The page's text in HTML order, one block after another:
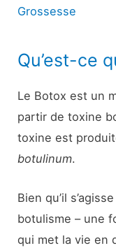
Grossesse
Qu’est-ce
Le Botox est un
partir de toxine
toxine est
botulinum.
Bien qu’il
botulisme – une
qui met la vie en